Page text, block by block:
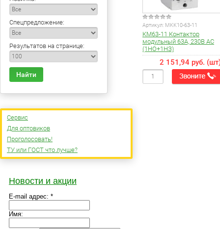
Спецпредложение:
Результатов на странице:
Найти
Сервис
Для оптовиков
Проголосовать!
ТУ или ГОСТ что лучше?
Новости и акции
E-mail адрес: *
Имя:
Артикул: MKK10-63-11
КМ63-11 Контактор
модульный 63А, 230В AC
(1НО+1НЗ)
2 151,94 руб.